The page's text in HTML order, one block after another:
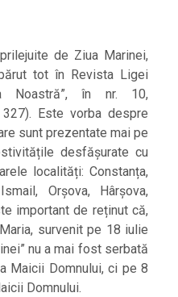
de Ziua Marinei,
tot în Revista Ligei
Noastră”, în nr. 10,
Este vorba despre
sunt prezentate mai pe
desfășurate cu
localități: Constanța,
Orșova, Hârșova,
important de reținut că,
survenit pe 18 iulie
nu a mai fost serbată
Maicii Domnului, ci pe 8
Domnului.